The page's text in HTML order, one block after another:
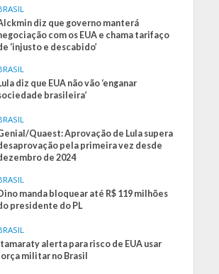
diz que governo manterá
com os EUA e chama tarifaço
‘injusto e descabido’
diz que EUA não vão ‘enganar
brasileira’
Quaest: Aprovação de Lula supera
pela primeira vez desde
de 2024
manda bloquear até R$ 119 milhões
presidente do PL
Itamaraty alerta para risco de EUA usar
militar no Brasil